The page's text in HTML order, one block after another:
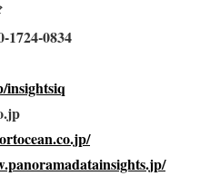
1724-0834
insightsiq